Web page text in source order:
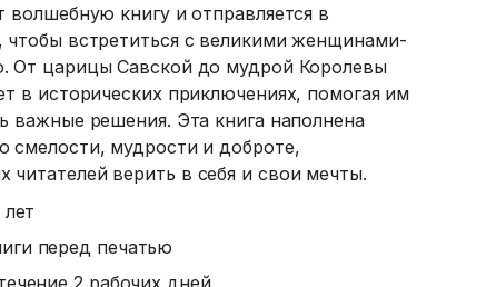
волшебную книгу и отправляется в
чтобы встретиться с великими женщинами-
От царицы Савской до мудрой Королевы
в исторических приключениях, помогая им
важные решения. Эта книга наполнена
смелости, мудрости и доброте,
верить в себя и свои мечты.
перед печатью
2 рабочих дней